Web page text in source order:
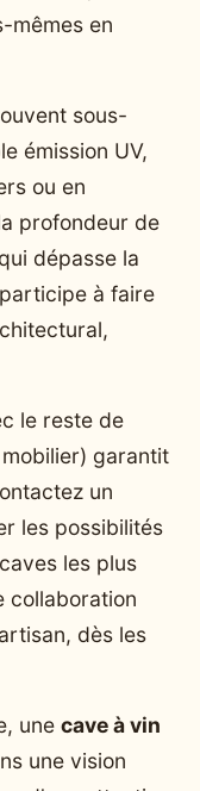
mêmes en
sous-
émission UV,
ou en
profondeur de
dépasse la
à faire
le reste de
garantit
un
les possibilités
les plus
collaboration
dès les
une cave à vin
une vision